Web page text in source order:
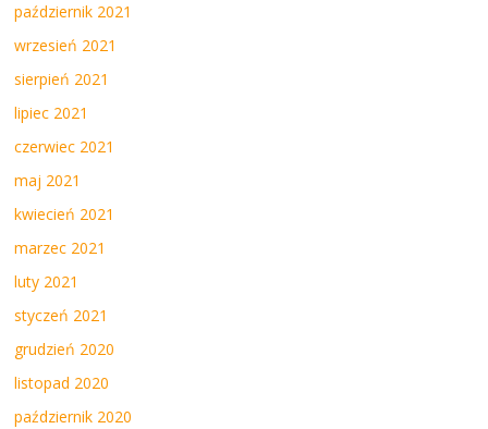
październik 2021
wrzesień 2021
sierpień 2021
lipiec 2021
czerwiec 2021
maj 2021
kwiecień 2021
marzec 2021
luty 2021
styczeń 2021
grudzień 2020
listopad 2020
październik 2020